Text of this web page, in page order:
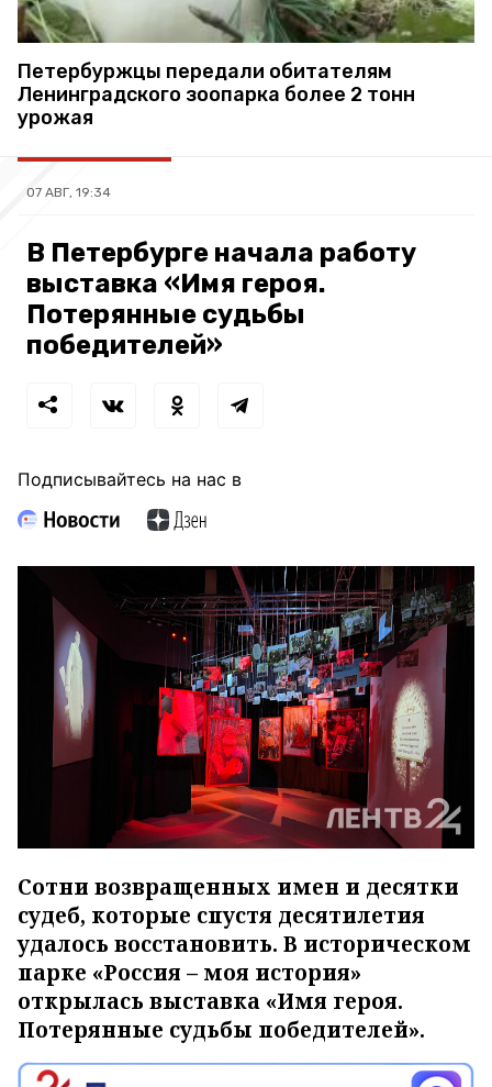
Петербуржцы передали обитателям
Ленинградского зоопарка более 2 тонн
урожая
07 АВГ, 19:34
В Петербурге начала работу
выставка «Имя героя.
Потерянные судьбы
победителей»
Подписывайтесь на нас в
Сотни возвращенных имен и десятки
судеб, которые спустя десятилетия
удалось восстановить. В историческом
парке «Россия – моя история»
открылась выставка «Имя героя.
Потерянные судьбы победителей».